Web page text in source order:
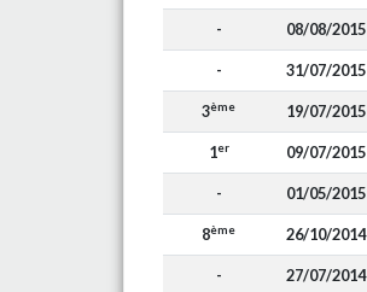
- 08/08/2015
- 31/07/2015
3ème 19/07/2015
1er 09/07/2015
- 01/05/2015
8ème 26/10/2014
- 27/07/2014